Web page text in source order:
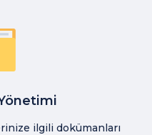
ilgili dokümanları